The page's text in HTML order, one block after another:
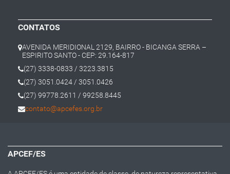
CONTATOS
AVENIDA MERIDIONAL 2129, BAIRRO - BICANGA SERRA –
ESPIRITO SANTO - CEP: 29.164-817
(27) 3338-0833 / 3223.3815
(27) 3051.0424 / 3051.0426
(27) 99778.2611 / 99258.8445
contato@apcefes.org.br
APCEF/ES